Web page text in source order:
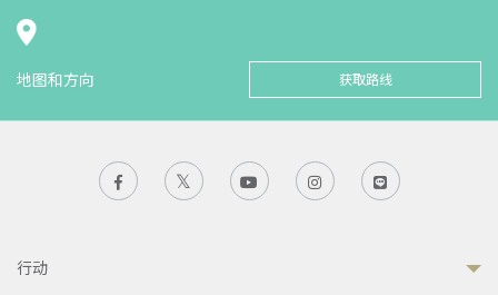
地图和方向 获取路线
行动